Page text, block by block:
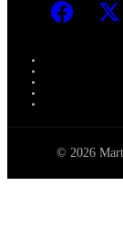
© 2026